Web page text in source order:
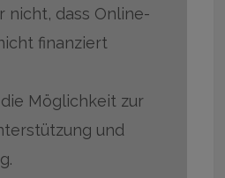
nicht, dass Online-
finanziert
Möglichkeit zur
und